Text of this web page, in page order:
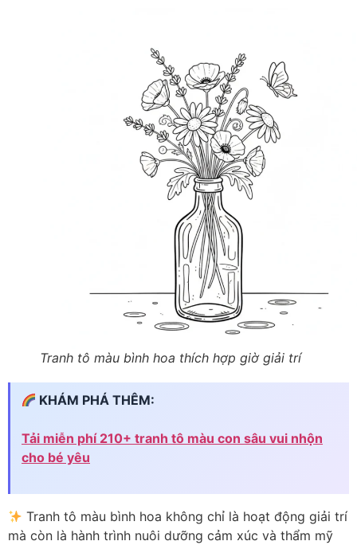
Tranh tô màu bình hoa thích hợp giờ giải trí
KHÁM PHÁ THÊM:
Tải miễn phí 210+ tranh tô màu con sâu vui nhộn
cho bé yêu
Tranh tô màu bình hoa không chỉ là hoạt động giải trí
mà còn là hành trình nuôi dưỡng cảm xúc và thẩm mỹ